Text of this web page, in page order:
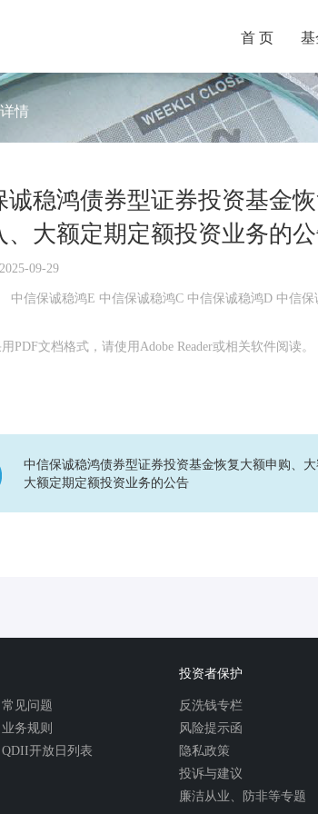
首 页 基
情
诚稳鸿债券型证券投资基金
、大额定期定额投资业务的
09-29
中信保诚稳鸿E 中信保诚稳鸿C 中信保诚稳鸿D 中信
PDF文档格式，请使用Adobe Reader或相关软件阅读。
中信保诚稳鸿债券型证券投资基金恢复大额申购、大
大额定期定额投资业务的公告
常见问题
业务规则
QDII开放日列表
投资者保护
反洗钱专栏
风险提示函
隐私政策
投诉与建议
廉洁从业、防非等专题